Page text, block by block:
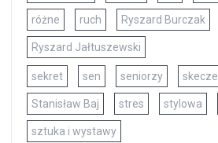
różne ruch Ryszard Burczak
Ryszard Jałtuszewski
sekret sen seniorzy skecze
Stanisław Baj stres stylowa
sztuka i wystawy